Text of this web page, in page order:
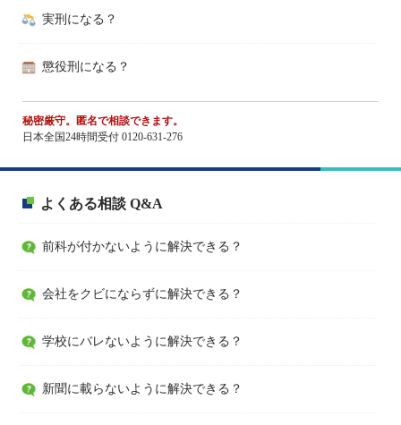
実刑になる？
懲役刑になる？
秘密厳守。匿名で相談できます。
日本全国24時間受付 0120-631-276
よくある相談 Q&A
前科が付かないように解決できる？
会社をクビにならずに解決できる？
学校にバレないように解決できる？
新聞に載らないように解決できる？